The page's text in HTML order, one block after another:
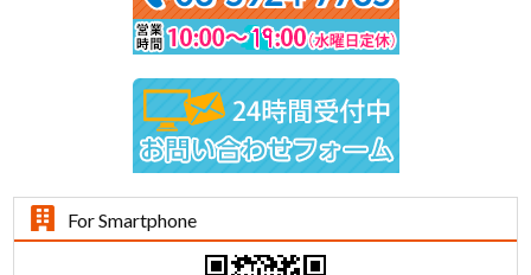
For Smartphone